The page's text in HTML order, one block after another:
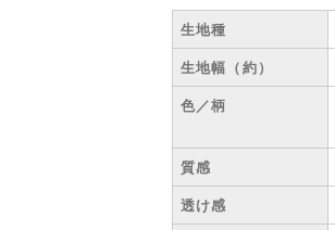
生地種
生地幅（約）
色／柄
質感
透け感